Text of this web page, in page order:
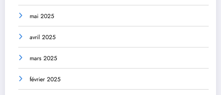
mai 2025
avril 2025
mars 2025
février 2025